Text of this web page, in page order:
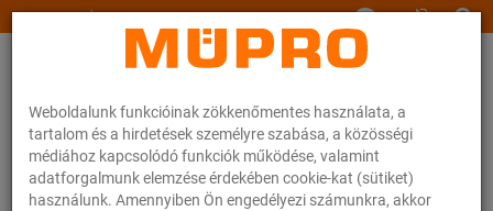
Weboldalunk funkcióinak zökkenőmentes használata, a
tartalom és a hirdetések személyre szabása, a közösségi
médiához kapcsolódó funkciók működése, valamint
adatforgalmunk elemzése érdekében cookie-kat (sütiket)
használunk. Amennyiben Ön engedélyezi számunkra, akkor
www.muepro.hu